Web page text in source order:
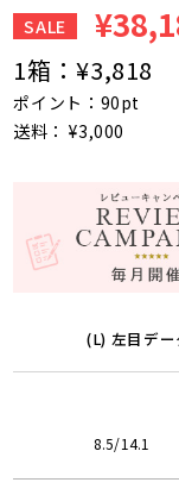
SALE
1箱：¥3,818
ポイント：90pt
送料： ¥3,000
(L) 左目デー
8.5/14.1